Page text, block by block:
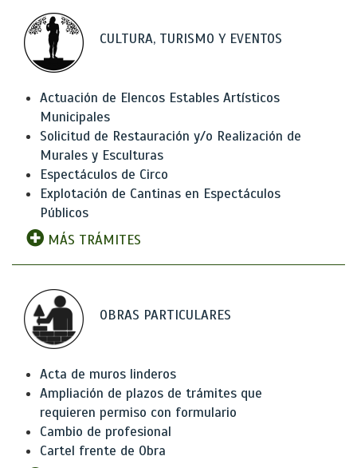
CULTURA, TURISMO Y EVENTOS
Actuación de Elencos Estables Artísticos
Municipales
Solicitud de Restauración y/o Realización de
Murales y Esculturas
Espectáculos de Circo
Explotación de Cantinas en Espectáculos
Públicos
MÁS TRÁMITES
OBRAS PARTICULARES
Acta de muros linderos
Ampliación de plazos de trámites que
requieren permiso con formulario
Cambio de profesional
Cartel frente de Obra